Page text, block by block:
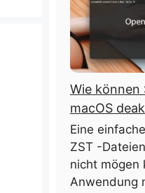
Wie können
macOS
Eine
ZST -
nicht mögen
Anwendung